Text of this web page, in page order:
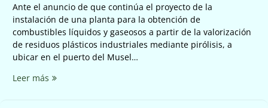
Ante el anuncio de que continúa el proyecto de la
instalación de una planta para la obtención de
combustibles líquidos y gaseosos a partir de la valorización
de residuos plásticos industriales mediante pirólisis, a
ubicar en el puerto del Musel…
Leer más Coordinadora